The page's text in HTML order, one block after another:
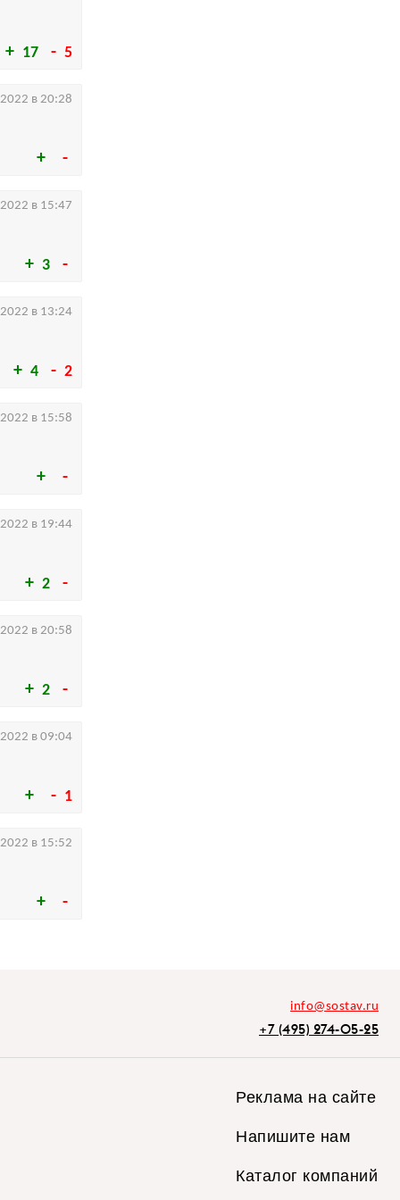
17 5
в 20:28
3
в 15:47
4 2
в 13:24
в 15:58
2
в 19:44
2
в 20:58
1
в 09:04
в 15:52
info@sostav.ru
+7 (495) 274-05-25
Реклама на сайте
Напишите нам
Каталог компаний